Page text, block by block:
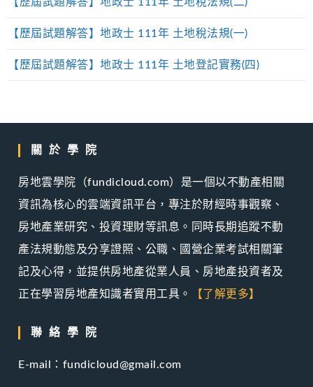
【歷屆試題解答】地政士 111年 土地稅法規(一)
【歷屆試題解答】地政士 111年 土地登記實務(四)
關於學院
房地雲學院（fundicloud.com）是一個以不動產相關
資訊為核心的雲端資訊平台，專注於財經時事觀察、
房地產業研究、投資理財等訊息。同時長期追蹤不動
產法規動態及分享證照、公職、國營企業考試相關筆
記及心得，並提供房地產從業人員、房地產投資者及
正在學習房地產知識者實用工具。
【了解更多】
聯絡學院
E-mail：fundicloud@gmail.com